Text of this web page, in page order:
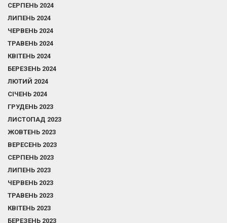
СЕРПЕНЬ 2024
ЛИПЕНЬ 2024
ЧЕРВЕНЬ 2024
ТРАВЕНЬ 2024
КВІТЕНЬ 2024
БЕРЕЗЕНЬ 2024
ЛЮТИЙ 2024
СІЧЕНЬ 2024
ГРУДЕНЬ 2023
ЛИСТОПАД 2023
ЖОВТЕНЬ 2023
ВЕРЕСЕНЬ 2023
СЕРПЕНЬ 2023
ЛИПЕНЬ 2023
ЧЕРВЕНЬ 2023
ТРАВЕНЬ 2023
КВІТЕНЬ 2023
БЕРЕЗЕНЬ 2023